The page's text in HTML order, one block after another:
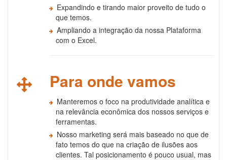
Expandindo e tirando maior proveito de tudo o
que temos.
Ampliando a integração da nossa Plataforma
com o Excel.
Para onde vamos
Manteremos o foco na produtividade analítica e
na relevância econômica dos nossos serviços e
ferramentas.
Nosso marketing será mais baseado no que de
fato temos do que na criação de ilusões aos
clientes. Tal posicionamento é pouco usual, mas